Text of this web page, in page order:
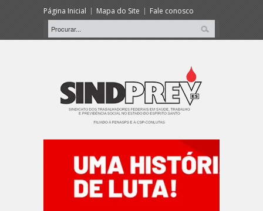
Página Inicial Mapa do Site Fale conosco